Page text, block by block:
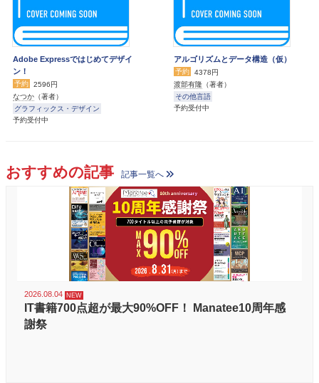
Adobe Expressではじめてデザイ
ン！
予約
2596円
なつか （著者）
グラフィックス・デザイン
予約受付中
アルゴリズムとデータ構造（仮）
予約
4378円
渡部有隆 （著者）
その他言語
予約受付中
おすすめの記事 記事一覧へ
2026.08.04
IT書籍700点超が最大90%OFF！ Manatee10周年感
謝祭